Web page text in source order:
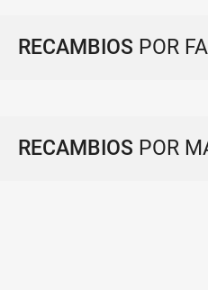
RECAMBIOS POR
RECAMBIOS POR